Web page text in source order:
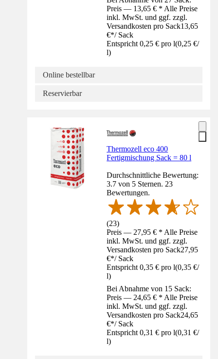
Preis — 13,65 € * Alle Preise
inkl. MwSt. und ggf. zzgl.
Versandkosten pro Sack13,65
€*/ Sack
Entspricht 0,25 € pro l(0,25 €/
l)
Online bestellbar
Reservierbar
Thermozell eco 400
Fertigmischung Sack = 80 l
Durchschnittliche Bewertung:
3.7 von 5 Sternen. 23
Bewertungen.
(23)
Preis — 27,95 € * Alle Preise
inkl. MwSt. und ggf. zzgl.
Versandkosten pro Sack27,95
€*/ Sack
Entspricht 0,35 € pro l(0,35 €/
l)
Bei Abnahme von 15 Sack:
Preis — 24,65 € * Alle Preise
inkl. MwSt. und ggf. zzgl.
Versandkosten pro Sack24,65
€*/ Sack
Entspricht 0,31 € pro l(0,31 €/
l)